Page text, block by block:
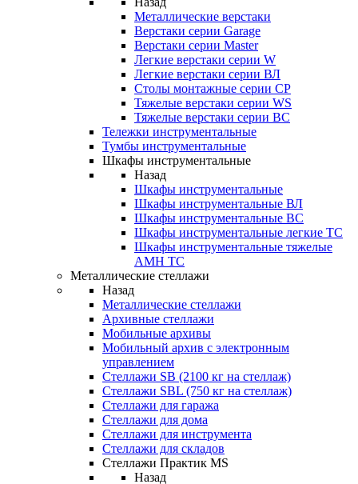
Металлические верстаки
Верстаки серии Garage
Верстаки серии Master
Легкие верстаки серии W
Легкие верстаки серии ВЛ
Столы монтажные серии СР
Тяжелые верстаки серии WS
Тяжелые верстаки серии ВС
Тележки инструментальные
Тумбы инструментальные
Шкафы инструментальные
Назад
Шкафы инструментальные
Шкафы инструментальные ВЛ
Шкафы инструментальные ВС
Шкафы инструментальные легкие ТС
Шкафы инструментальные тяжелые
AMH TC
Металлические стеллажи
Назад
Металлические стеллажи
Архивные стеллажи
Мобильные архивы
Мобильный архив с электронным
управлением
Стеллажи SB (2100 кг на стеллаж)
Стеллажи SBL (750 кг на стеллаж)
Стеллажи для гаража
Стеллажи для дома
Стеллажи для инструмента
Стеллажи для складов
Стеллажи Практик MS
Назад